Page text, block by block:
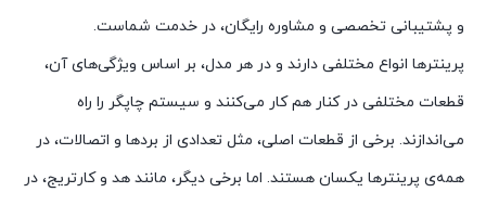
و پشتیبانی تخصصی و مشاوره رایگان، در خدمت شماست.
پرینترها انواع مختلفی دارند و در هر مدل، بر اساس ویژگی‌های آن،
قطعات مختلفی در کنار هم کار می‌کنند و سیستم چاپگر را راه
می‌اندازند. برخی از قطعات اصلی، مثل تعدادی از بردها و اتصالات، در
همه‌ی پرینترها یکسان هستند. اما برخی دیگر، مانند هد و کارتریج، در